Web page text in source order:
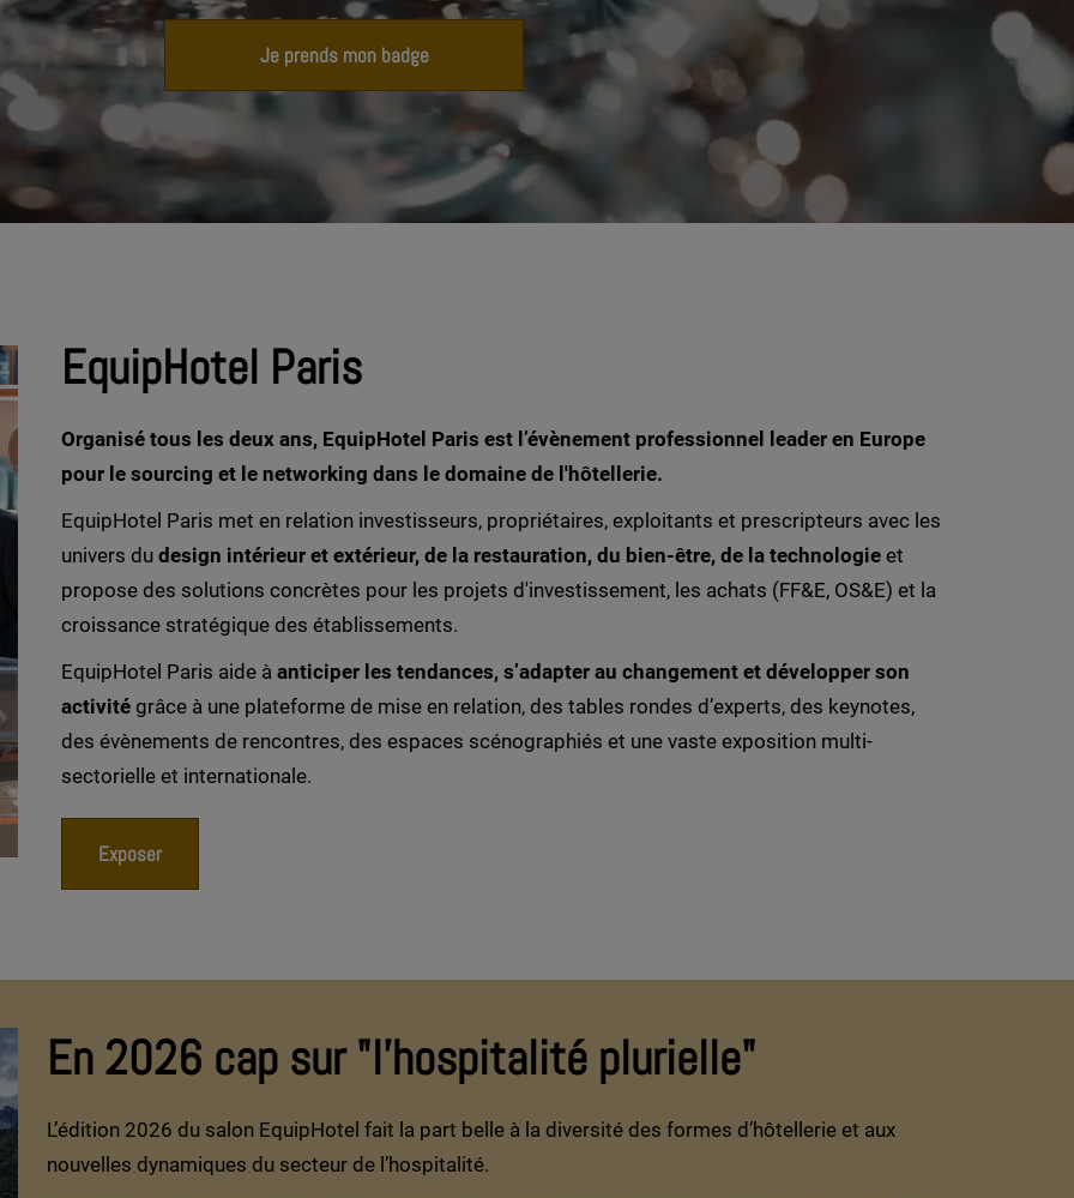
Je prends mon badge
EquipHotel Paris
Organisé tous les deux ans, EquipHotel Paris est l’évènement professionnel leader en Europe
pour le sourcing et le networking dans le domaine de l'hôtellerie.
EquipHotel Paris met en relation investisseurs, propriétaires, exploitants et prescripteurs avec les
univers du design intérieur et extérieur, de la restauration, du bien-être, de la technologieet
propose des solutions concrètes pour les projets d'investissement, les achats (FF&E, OS&E) et la
croissance stratégique des établissements.
EquipHotel Paris aide à anticiper les tendances, s’adapter au changement et développer son
activitégrâce à une plateforme de mise en relation, des tables rondes d’experts, des keynotes,
des évènements de rencontres, des espaces scénographiés et une vaste exposition multi-
sectorielle et internationale.
Exposer
En 2026 cap sur "l'hospitalité plurielle"
L’édition 2026 du salon EquipHotel fait la part belle à la diversité des formes d’hôtellerie et aux
nouvelles dynamiques du secteur de l’hospitalité.